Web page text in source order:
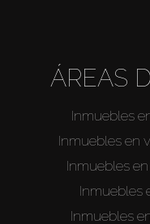
ÁREAS
Inmuebles
Inmuebles en
Inmuebles
Inmuebles
Inmuebles